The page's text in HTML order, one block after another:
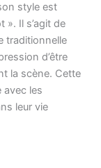
style est
». Il s’agit de
traditionnelle
d’être
la scène. Cette
avec les
leur vie